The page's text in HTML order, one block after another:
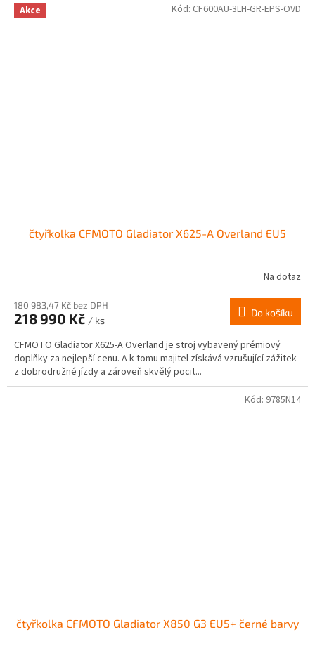
Akce
čtyřkolka CFMOTO Gladiator X625-A Overland EU5
Na dotaz
180 983,47 Kč bez DPH
218 990 Kč / ks
Do košíku
CFMOTO Gladiator X625-A Overland je stroj vybavený prémiový
doplňky za nejlepší cenu. A k tomu majitel získává vzrušující zážitek
z dobrodružné jízdy a zároveň skvělý pocit...
Kód: CF600AU-3LH-GR-EPS-OVD
čtyřkolka CFMOTO Gladiator X850 G3 EU5+ černé barvy
Kód: 9785N14